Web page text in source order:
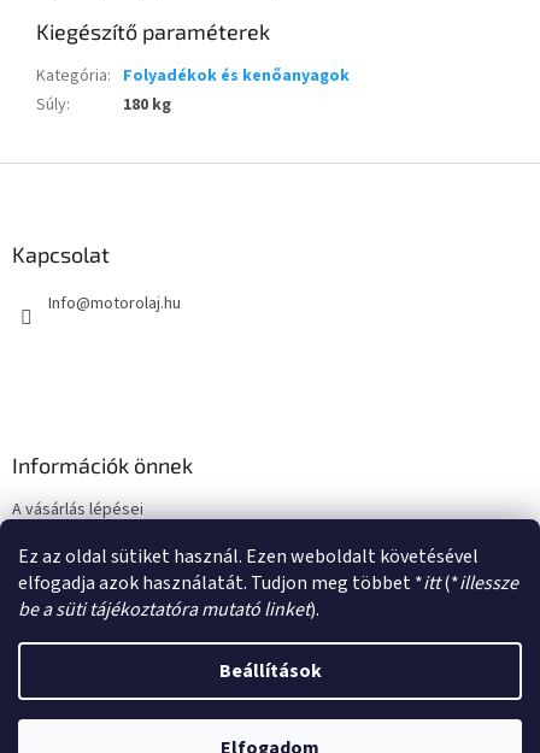
Ez az oldal sütiket használ. Ezen weboldalt követésével
elfogadja azok használatát. Tudjon meg többet *itt(*illessze
be a süti tájékoztatóra mutató linket).
Beállítások
Kiegészítő paraméterek
Kategória: Folyadékok és kenőanyagok
Súly: 180 kg
Kapcsolat
Info@motorolaj.hu
Információk önnek
A vásárlás lépései
Adatkezelési tájékoztató
Shoptet készítette